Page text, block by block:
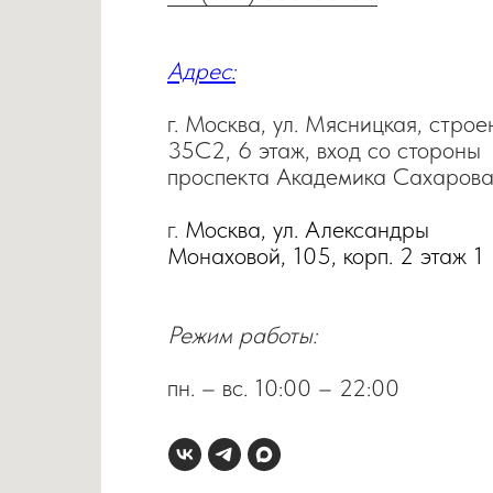
Адрес:
г. Москва, ул. Мясницкая,
35С2, 6 этаж, вход со стороны
проспекта Академика
г. Москва, ул. Александры
Монаховой, 105, корп. 2 этаж 1
Режим работы:
пн. – вc. 10:00 – 22:00